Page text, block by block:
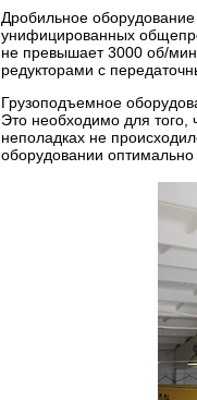
Дробильное
унифицированных
не превышает 3000 об/
редукторами с
Грузоподъемное
Это необходимо для
неполадках не
оборудовании